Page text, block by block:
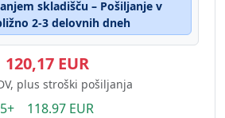
skladišču – Pošiljanje v
2-3 delovnih dneh
120,17 EUR
plus stroški pošiljanja
5+ 118.97 EUR